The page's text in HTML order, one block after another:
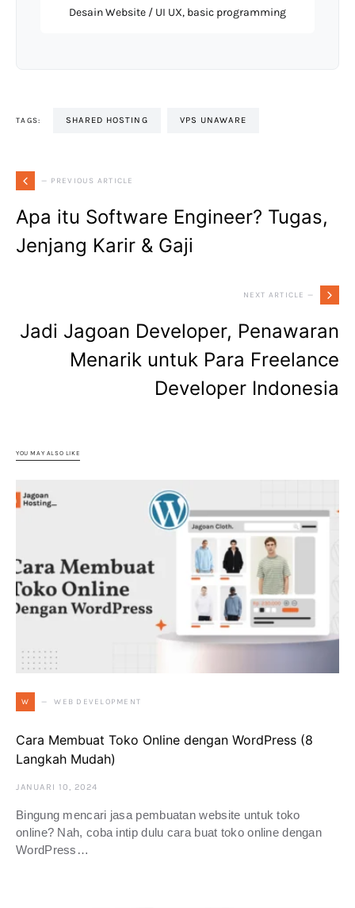
Desain Website / UI UX, basic programming
TAGS: SHARED HOSTING VPS UNAWARE
— PREVIOUS ARTICLE
Apa itu Software Engineer? Tugas,
Jenjang Karir & Gaji
NEXT ARTICLE —
Jadi Jagoan Developer, Penawaran
Menarik untuk Para Freelance
Developer Indonesia
YOU MAY ALSO LIKE
W WEB DEVELOPMENT
Cara Membuat Toko Online dengan WordPress (8
Langkah Mudah)
JANUARI 10, 2024
Bingung mencari jasa pembuatan website untuk toko
online? Nah, coba intip dulu cara buat toko online dengan
WordPress…